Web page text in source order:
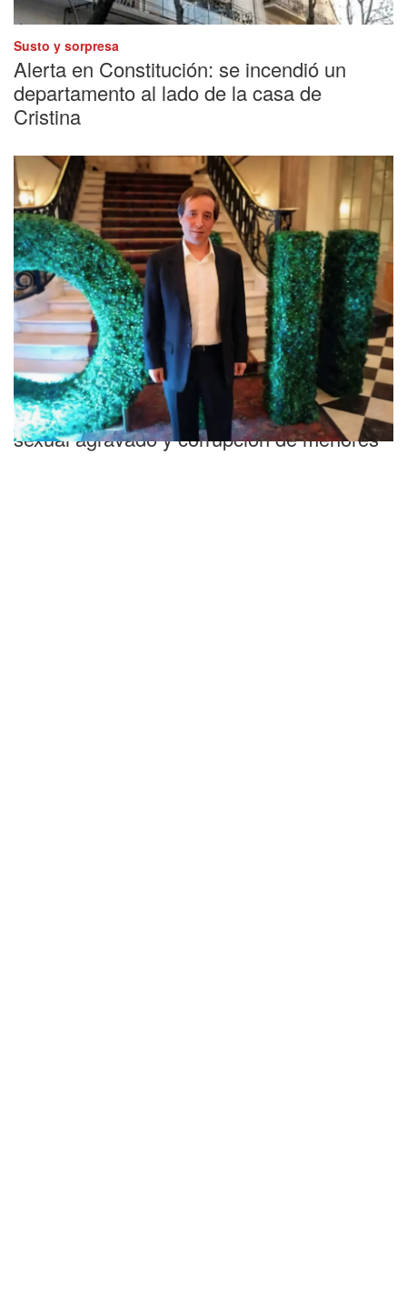
Susto y sorpresa
Alerta en Constitución: se incendió un
departamento al lado de la casa de
Cristina
10 casos confirmados
Marcelo Porcel irá a juicio oral por abuso
sexual agravado y corrupción de menores